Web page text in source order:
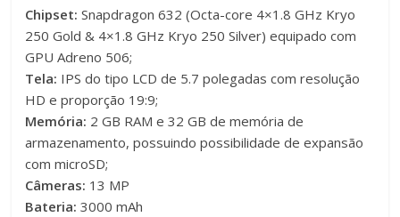
Chipset: Snapdragon 632 (Octa-core 4×1.8 GHz Kryo
250 Gold & 4×1.8 GHz Kryo 250 Silver) equipado com
GPU Adreno 506;
Tela: IPS do tipo LCD de 5.7 polegadas com resolução
HD e proporção 19:9;
Memória: 2 GB RAM e 32 GB de memória de
armazenamento, possuindo possibilidade de expansão
com microSD;
Câmeras: 13 MP
Bateria: 3000 mAh